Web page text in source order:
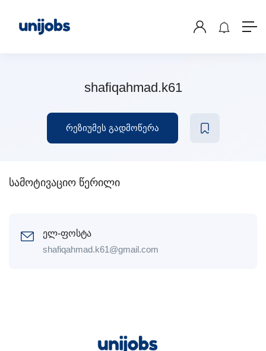
shafiqahmad.k61
რეზიუმეს გადმოწერა
სამოტივაციო წერილი
ელ-ფოსტა
shafiqahmad.k61@gmail.com